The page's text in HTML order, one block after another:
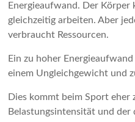
Energieaufwand. Der Körper
gleichzeitig arbeiten. Aber
verbraucht Ressourcen.
Ein zu hoher
einem Ungleichgewicht und
Dies kommt beim Sport eher
Belastungsintensität und der